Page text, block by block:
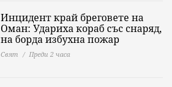
Инцидент край бреговете на
Оман: Удариха кораб със снаряд,
на борда избухна пожар
Свят Преди 2 часа